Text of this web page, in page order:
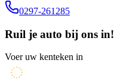
0297-261285
Ruil je auto bij ons in!
Voer uw kenteken in